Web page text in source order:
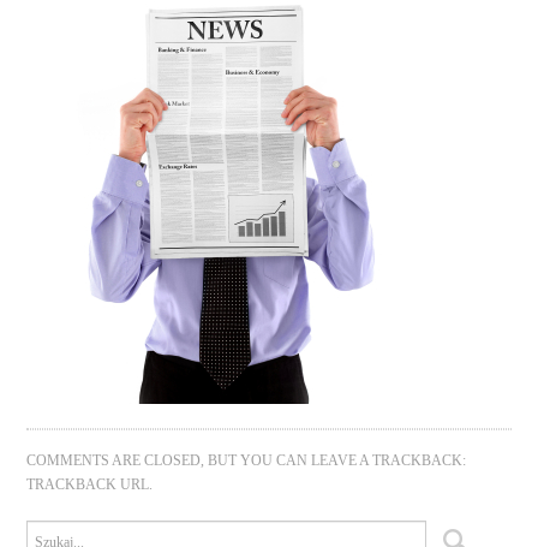
ZADAJ PYTANIE
COMMENTS ARE CLOSED, BUT YOU CAN LEAVE A TRACKBACK:
TRACKBACK URL